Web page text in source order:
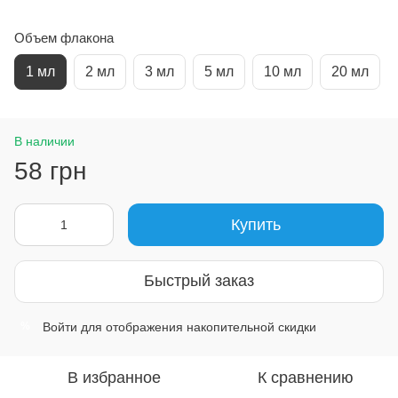
Объем флакона
1 мл 2 мл 3 мл 5 мл 10 мл 20 мл
В наличии
58 грн
Купить
Быстрый заказ
Войти для отображения накопительной скидки
В избранное К сравнению